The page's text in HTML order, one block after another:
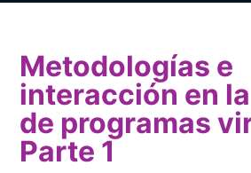
Metodologías e
interacción en
de programas
Parte 1